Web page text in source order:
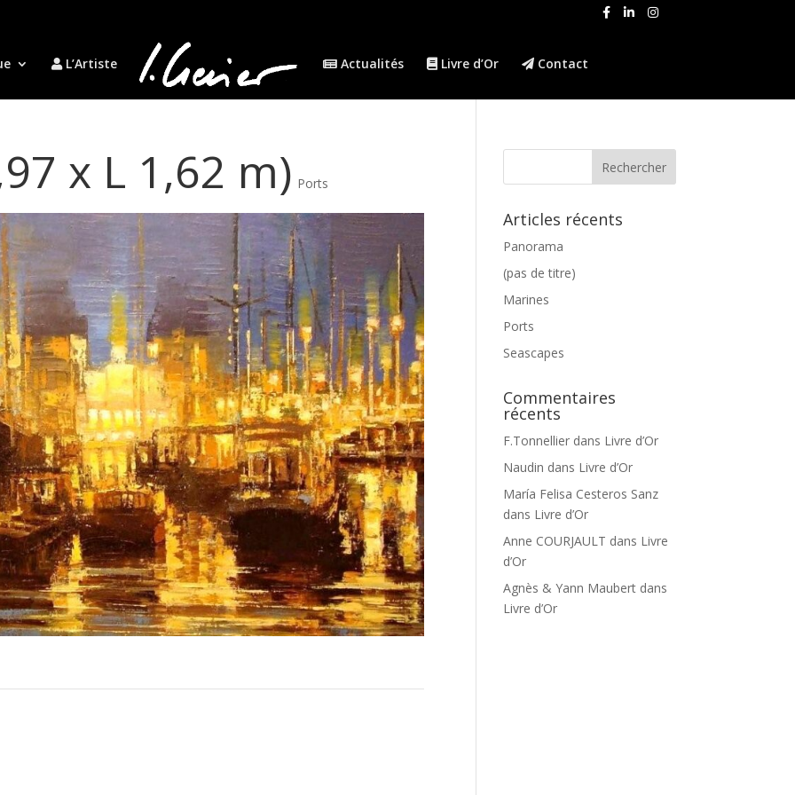
L’Artiste Actualités Livre d’Or Contact
x L 1,62 m) Ports
Articles récents
Panorama
(pas de titre)
Marines
Ports
Seascapes
Commentaires
récents
F.Tonnellier dans Livre d’Or
Naudin dans Livre d’Or
María Felisa Cesteros Sanz
dans Livre d’Or
Anne COURJAULT dans Livre
d’Or
Agnès & Yann Maubert dans
Livre d’Or